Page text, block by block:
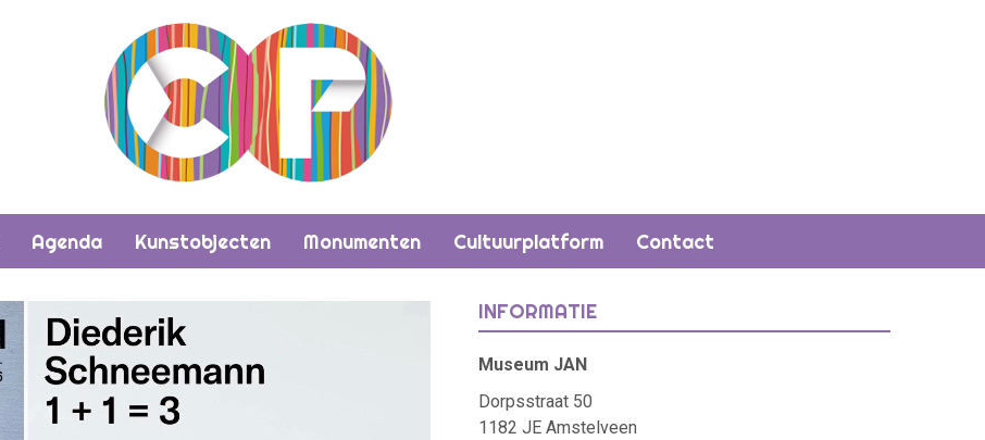
Agenda Kunstobjecten Monumenten Cultuurplatform Contact
INFORMATIE
Museum JAN
Dorpsstraat 50
1182 JE Amstelveen